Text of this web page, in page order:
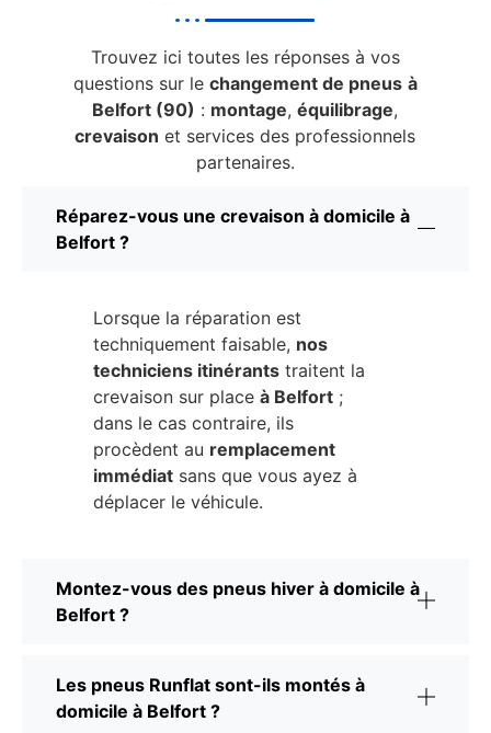
Trouvez ici toutes les réponses à vos
questions sur le changement de pneus à
Belfort (90) : montage,équilibrage,
crevaison et services des professionnels
partenaires.
Réparez-vous une crevaison à domicile à
Belfort ?
Lorsque la réparation est
techniquement faisable, nos
techniciens itinérants traitent la
crevaison sur place à Belfort ;
dans le cas contraire, ils
procèdent au remplacement
immédiat sans que vous ayez à
déplacer le véhicule.
Montez-vous des pneus hiver à domicile à
Belfort ?
Les pneus Runflat sont-ils montés à
domicile à Belfort ?